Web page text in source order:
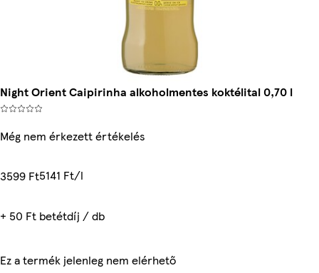
Night Orient Caipirinha alkoholmentes koktélital 0,70 l
Még nem érkezett értékelés
3599 Ft5141 Ft/l
+ 50 Ft betétdíj / db
Ez a termék jelenleg nem elérhető